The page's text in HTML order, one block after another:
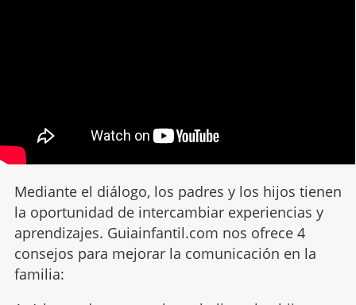
Mediante el diálogo, los padres y los hijos tienen
la oportunidad de intercambiar experiencias y
aprendizajes. Guiainfantil.com nos ofrece 4
consejos para mejorar la comunicación en la
familia: